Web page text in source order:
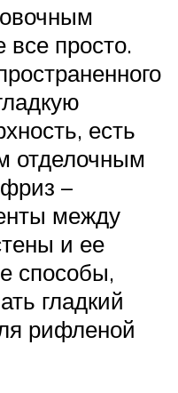
просто.
есть
отделочным
–
между
и ее
способы,
гладкий
рифленой